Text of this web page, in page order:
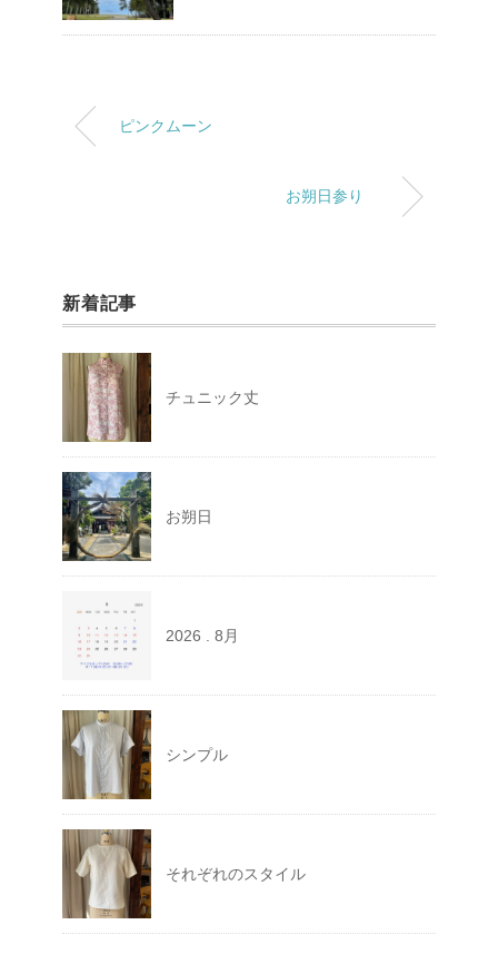
ピンクムーン
お朔日参り
新着記事
チュニック丈
お朔日
2026 . 8月
シンプル
それぞれのスタイル